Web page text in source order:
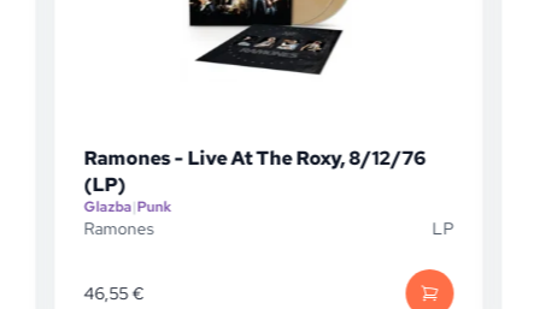
Ramones - Live At The Roxy, 8/12/76
(LP)
Glazba|Punk
Ramones LP
46,55€